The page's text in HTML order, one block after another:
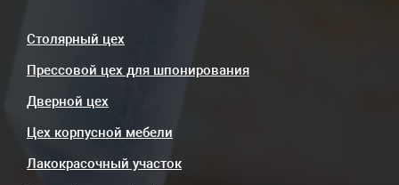
Столярный цех
Прессовой цех для шпонирования
Дверной цех
Цех корпусной мебели
Лакокрасочный участок